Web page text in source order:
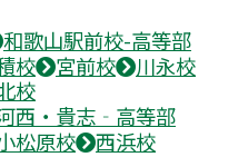
和歌山駅前校-高等部
校 宮前校
川永校
校
西・貴志‐高等部
松原校 西浜校